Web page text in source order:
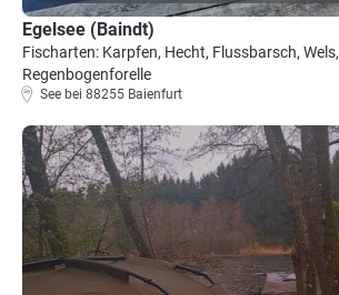
Egelsee (Baindt)
Fischarten: Karpfen, Hecht, Flussbarsch, Wels,
Regenbogenforelle
See bei 88255 Baienfurt